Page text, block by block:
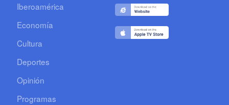
Iberoamérica
Economía
Cultura
Deportes
Opinión
Programas